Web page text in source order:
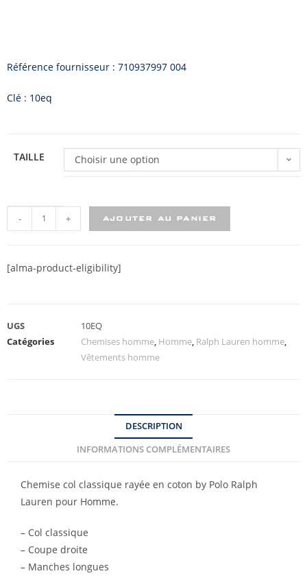
Référence fournisseur : 710937997 004
Clé : 10eq
TAILLE Choisir une option
- + AJOUTER AU PANIER
[alma-product-eligibility]
UGS
10EQ
Catégories
Chemises homme, Homme, Ralph Lauren homme,
Vêtements homme
DESCRIPTION
INFORMATIONS COMPLÉMENTAIRES
Chemise col classique rayée en coton by Polo Ralph
Lauren pour Homme.
– Col classique
– Coupe droite
– Manches longues